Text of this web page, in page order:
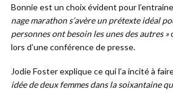
Bonnie est un choix évident pour
nage marathon s’avère un prétexte idéal
personnes ont besoin les unes des autres »
lors d’une conférence de presse.
Jodie Foster explique ce qui l’a incité à
idée de deux femmes dans la soixantaine